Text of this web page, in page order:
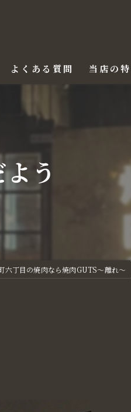
よくある質問 当店の
う
六丁目の焼肉なら焼肉GUTS～離れ～